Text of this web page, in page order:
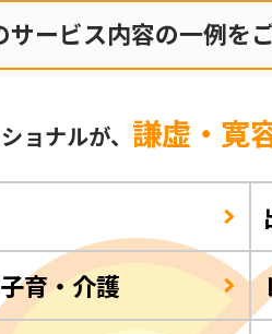
サービス内容の一例を
ョナルが、謙虚・寛
育・介護